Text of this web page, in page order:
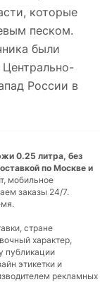
которые
песком.
были
России в
0.25 литра, без
по Москве и
мобильное
заказы 24/7.
стране
характер,
публикации
этикетки и
рекламных